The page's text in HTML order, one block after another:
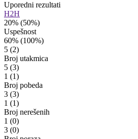
Uporedni rezultati
H2H
20% (50%)
Uspešnost
60% (100%)
5 (2)
Broj utakmica
5 (3)
1 (1)
Broj pobeda
3 (3)
1 (1)
Broj nerešenih
1 (0)
3 (0)